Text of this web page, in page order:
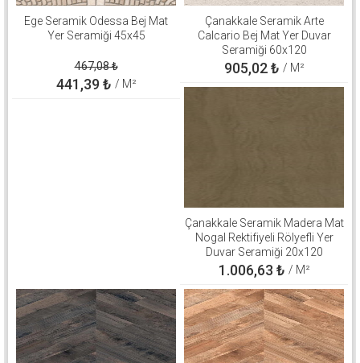
Ege Seramik Odessa Bej Mat
Yer Seramiği 45x45
467,08₺
441,39₺ / M²
Çanakkale Seramik Arte
Calcario Bej Mat Yer Duvar
Seramiği 60x120
310100906646
905,02₺ / M²
Çanakkale Seramik Madera Mat
Nogal Rektifiyeli Rölyefli Yer
Duvar Seramiği 20x120
310100503267
1.006,63 ₺ / M²